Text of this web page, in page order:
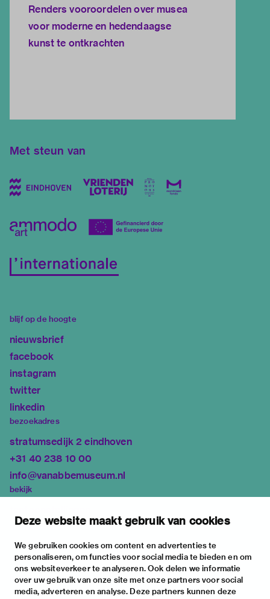
Deze website maakt gebruik van cookies
We gebruiken cookies om content en advertenties te
personaliseren, om functies voor social media te bieden en om
ons websiteverkeer te analyseren. Ook delen we informatie
over uw gebruik van onze site met onze partners voor social
media, adverteren en analyse. Deze partners kunnen deze
Renders vooroordelen over musea
voor moderne en hedendaagse
kunst te ontkrachten
Met steun van
blijf op de hoogte
nieuwsbrief
facebook
instagram
twitter
linkedin
bezoekadres
stratumsedijk 2 eindhoven
+31 40 238 10 00
info@vanabbemuseum.nl
bekijk
activiteiten
praktische informatie
over
het museum
de collectie